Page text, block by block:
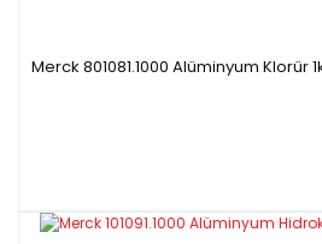
Merck 801081.1000 Alüminyum